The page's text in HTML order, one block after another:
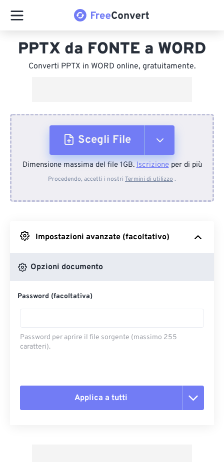
PPTX da FONTE a WORD
Converti PPTX in WORD online, gratuitamente.
Scegli File
Dal dispositivo
Da Google Drive
Dimensione massima del file 1GB.Iscrizioneper di più
Procedendo, accetti i nostri Termini di utilizzo .
Impostazioni avanzate (facoltativo)
Opzioni documento
Password (facoltativa)
Password per aprire il file sorgente (massimo 255
caratteri).
Applica a tutti